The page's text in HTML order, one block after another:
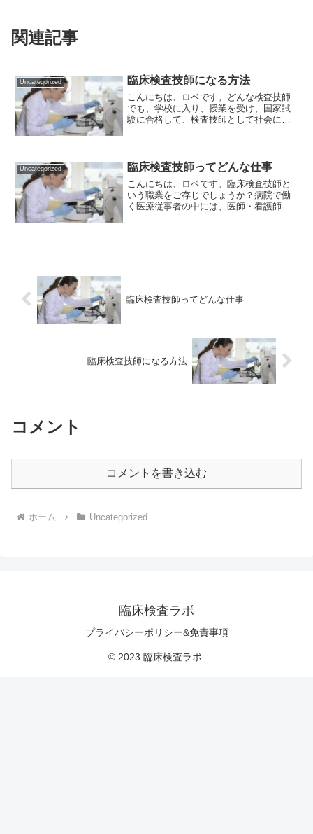
関連記事
Uncategorized 臨床検査技師になる方法
こんにちは、ロベです。どんな検査技師
でも、学校に入り、授業を受け、国家試
験に合格して、検査技師として社会に出
なれば幸いです！検査技師...
Uncategorized 臨床検査技師ってどんな仕事
こんにちは、ロベです。臨床検査技師と
いう職業をご存じでしょうか？病院で働
く医療従事者の中には、医師・看護師・
臨床検査技師ってどんな仕事
臨床検査技師になる方法
コメント
コメントを書き込む
ホーム Uncategorized
臨床検査ラボ
プライバシーポリシー&免責事項
© 2023 臨床検査ラボ.